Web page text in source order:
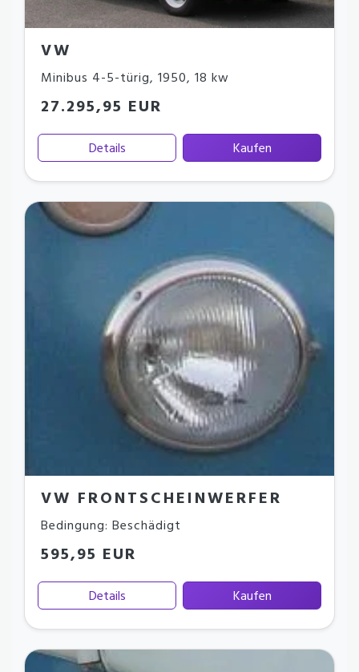
VW
Minibus 4-5-türig, 1950, 18 kw
27.295,95 EUR
Details Kaufen
VW FRONTSCHEINWERFER
Bedingung: Beschädigt
595,95 EUR
Details Kaufen